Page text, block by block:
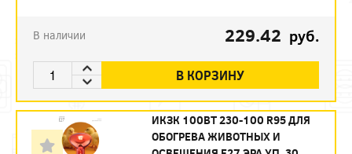
В наличии 229.42 руб.
В КОРЗИНУ
ИКЗК 100ВТ 230-100 R95 ДЛЯ
ОБОГРЕВА ЖИВОТНЫХ И